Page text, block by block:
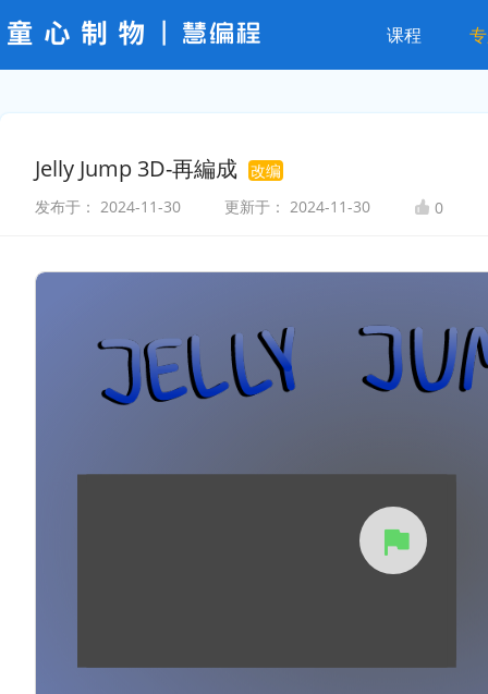
课程
Jelly Jump 3D-再編成
改编
发布于： 2024-11-30 更新于： 2024-11-30 0